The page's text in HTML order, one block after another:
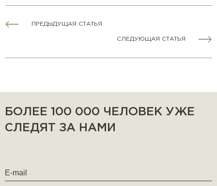
ПРЕДЫДУЩАЯ СТАТЬЯ
СЛЕДУЮЩАЯ СТАТЬЯ
БОЛЕЕ 100 000 ЧЕЛОВЕК УЖЕ
СЛЕДЯТ ЗА НАМИ